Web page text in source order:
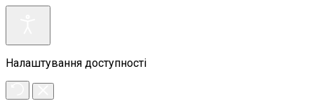
Налаштування доступності